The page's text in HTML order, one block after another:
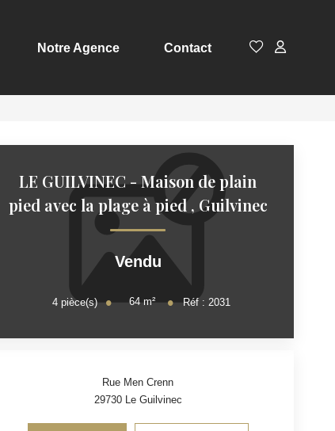
Notre Agence Contact
LE GUILVINEC - Maison de plain
pied avec la plage à pied, Guilvinec
Vendu
4 pièce(s) 64m² Réf : 2031
Rue Men Crenn
29730 Le Guilvinec